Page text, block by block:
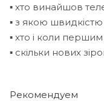
▪ хто винайшов
▪ з якою швидкістю
▪ хто і коли
▪ скільки нових
Рекомендуем